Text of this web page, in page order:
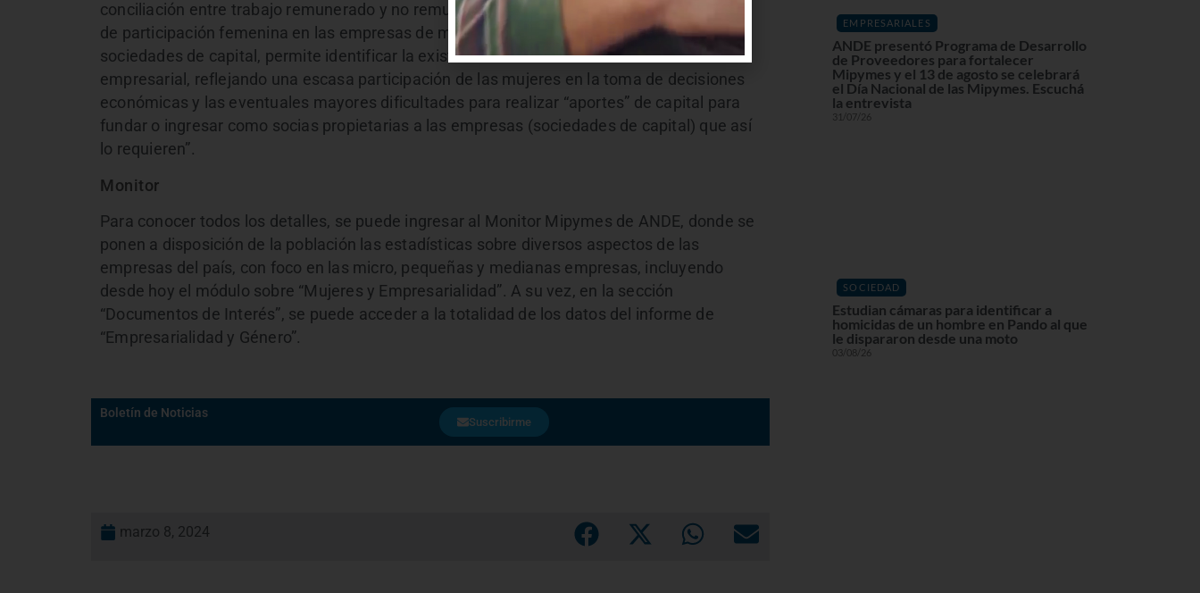
conciliación entre trabajo remunerado y no remunerado. Por otro lado, conocer los niveles
de participación femenina en las empresas de mayor tamaño o en las denominadas
sociedades de capital, permite identificar la existencia de brechas en el mundo
empresarial, reflejando una escasa participación de las mujeres en la toma de decisiones
económicas y las eventuales mayores dificultades para realizar “aportes” de capital para
fundar o ingresar como socias propietarias a las empresas (sociedades de capital) que así
lo requieren”.
Monitor
Para conocer todos los detalles, se puede ingresar al Monitor Mipymes de ANDE, donde se
ponen a disposición de la población las estadísticas sobre diversos aspectos de las
empresas del país, con foco en las micro, pequeñas y medianas empresas, incluyendo
desde hoy el módulo sobre “Mujeres y Empresarialidad”. A su vez, en la sección
“Documentos de Interés”, se puede acceder a la totalidad de los datos del informe de
“Empresarialidad y Género”.
Boletín de Noticias
Suscribirme
marzo 8, 2024
EMPRESARIALES
ANDE presentó Programa de Desarrollo
de Proveedores para fortalecer
Mipymes y el 13 de agosto se celebrará
el Día Nacional de las Mipymes. Escuchá
la entrevista
31/07/26
SOCIEDAD
Estudian cámaras para identificar a
homicidas de un hombre en Pando al que
le dispararon desde una moto
03/08/26